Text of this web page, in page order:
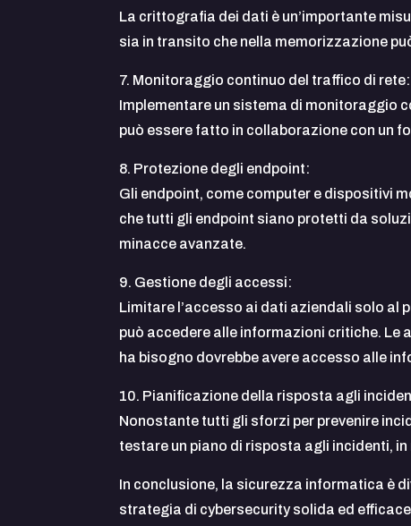
La crittografia dei dati è un’importante
sia in transito che nella memorizzazione
7. Monitoraggio continuo del traffico di rete:
Implementare un sistema di monitoraggio
può essere fatto in collaborazione con un
8. Protezione degli endpoint:
Gli endpoint, come computer e dispositivi
che tutti gli endpoint siano protetti da
minacce avanzate.
9. Gestione degli accessi:
Limitare l’accesso ai dati aziendali solo al
può accedere alle informazioni critiche. Le
ha bisogno dovrebbe avere accesso alle
10. Pianificazione della risposta agli
Nonostante tutti gli sforzi per prevenire
testare un piano di risposta agli incidenti,
In conclusione, la sicurezza informatica è
strategia di cybersecurity solida ed